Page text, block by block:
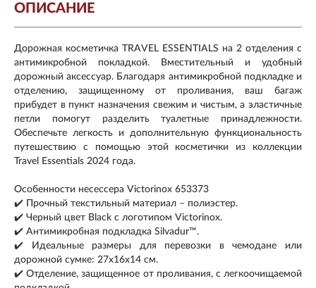
ОПИСАНИЕ
Дорожная косметичка TRAVEL ESSENTIALS на 2 отделения с
антимикробной покладкой. Вместительный и удобный
дорожный аксессуар. Благодаря антимикробной подкладке и
отделению, защищенному от проливания, ваш багаж
прибудет в пункт назначения свежим и чистым, а эластичные
петли помогут разделить туалетные принадлежности.
Обеспечьте легкость и дополнительную функциональность
путешествию с помощью этой косметички из коллекции
Travel Essentials 2024 года.
Особенности несессера Victorinox 653373
✔️ Прочный текстильный материал – полиэстер.
✔️ Черный цвет Black с логотипом Victorinox.
✔️ Антимикробная подкладка Silvadur™.
✔️ Идеальные размеры для перевозки в чемодане или
дорожной сумке: 27x16x14 см.
✔️ Отделение, защищенное от проливания, с легкоочищаемой